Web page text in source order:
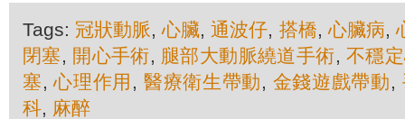
Tags: 冠狀動脈,心臟,通波仔, 搭橋,心臟病,
閉塞, 開心手術, 腿部大動脈繞道手術, 不穩
塞,心理作用 , 醫療衛生帶動, 金錢遊戲帶動,
科, 麻醉